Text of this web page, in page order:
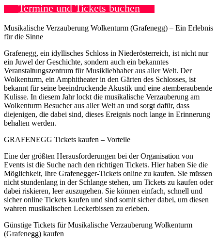
Termine und Tickets buchen
Musikalische Verzauberung Wolkenturm (Grafenegg) – Ein Erlebnis
für die Sinne
Grafenegg, ein idyllisches Schloss in Niederösterreich, ist nicht nur
ein Juwel der Geschichte, sondern auch ein bekanntes
Veranstaltungszentrum für Musikliebhaber aus aller Welt. Der
Wolkenturm, ein Amphitheater in den Gärten des Schlosses, ist
bekannt für seine beeindruckende Akustik und eine atemberaubende
Kulisse. In diesem Jahr lockt die musikalische Verzauberung am
Wolkenturm Besucher aus aller Welt an und sorgt dafür, dass
diejenigen, die dabei sind, dieses Ereignis noch lange in Erinnerung
behalten werden.
GRAFENEGG Tickets kaufen – Vorteile
Eine der größten Herausforderungen bei der Organisation von
Events ist die Suche nach den richtigen Tickets. Hier haben Sie die
Möglichkeit, Ihre Grafenegger-Tickets online zu kaufen. Sie müssen
nicht stundenlang in der Schlange stehen, um Tickets zu kaufen oder
dabei riskieren, leer auszugehen. Sie können einfach, schnell und
sicher online Tickets kaufen und sind somit sicher dabei, um diesen
wahren musikalischen Leckerbissen zu erleben.
Günstige Tickets für Musikalische Verzauberung Wolkenturm
(Grafenegg) kaufen